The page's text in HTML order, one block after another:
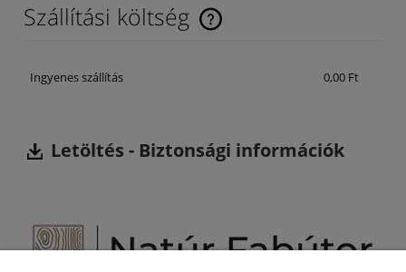
Szállítási költség
Az ár nem tartalmazza az esetleges fizetési költségeket
Ingyenes szállítás 0,00 Ft
Letöltés - Biztonsági információk